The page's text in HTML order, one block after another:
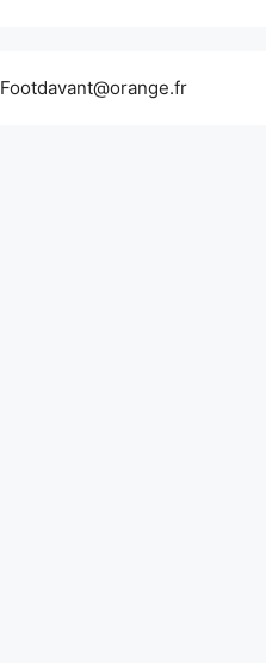
Footdavant@orange.fr